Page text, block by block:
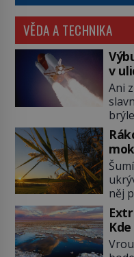
VĚDA A TECHNIKA
v
Ani
Po
z
stojí
něj